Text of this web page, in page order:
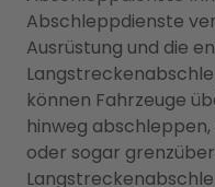
Abschleppdienste
Ausrüstung und die
können Fahrzeuge
hinweg abschleppen,
oder sogar